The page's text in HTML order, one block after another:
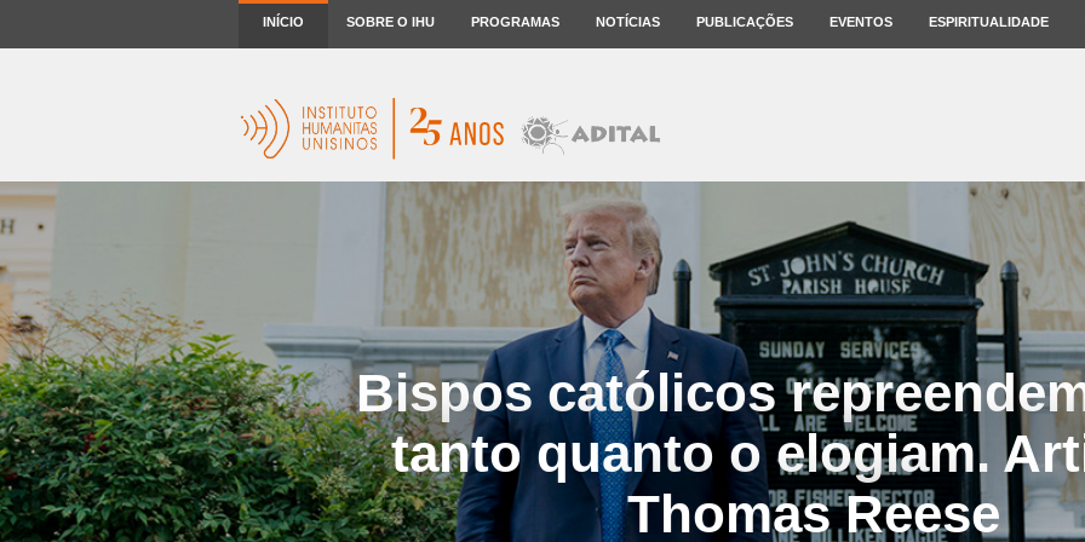
INÍCIO SOBRE O IHU PROGRAMAS NOTÍCIAS PUBLICAÇÕES EVENTOS ESPIRITUALIDADE
Bispos católicos
tanto quanto o elogiam.
Thomas Reese